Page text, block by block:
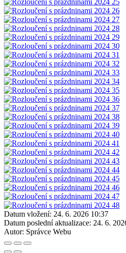
Datum vložení: 24. 6. 2026 10:37
Datum poslední aktualizace: 24. 6.
Autor: Správce Webu